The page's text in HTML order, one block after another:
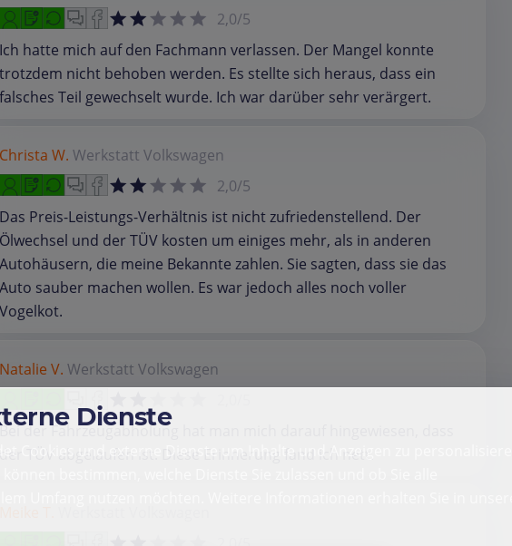
2,0/5
Ich hatte mich auf den Fachmann verlassen. Der Mangel konnte
trotzdem nicht behoben werden. Es stellte sich heraus, dass ein
falsches Teil gewechselt wurde. Ich war darüber sehr verärgert.
Christa W. Werkstatt Volkswagen
2,0/5
Das Preis-Leistungs-Verhältnis ist nicht zufriedenstellend. Der
Ölwechsel und der TÜV kosten um einiges mehr, als in anderen
Autohäusern, die meine Bekannte zahlen. Sie sagten, dass sie das
Auto sauber machen wollen. Es war jedoch alles noch voller
Vogelkot.
Natalie V. Werkstatt Volkswagen
Bei der Fahrzeugabholung hat man mich darauf hingewiesen, dass
der TÜV abgelaufen ist. Diese Erinnerung fand ich nett.
Dienste
Cookies und externe Dienste um Inhalte und Anzeigen zu personalisieren